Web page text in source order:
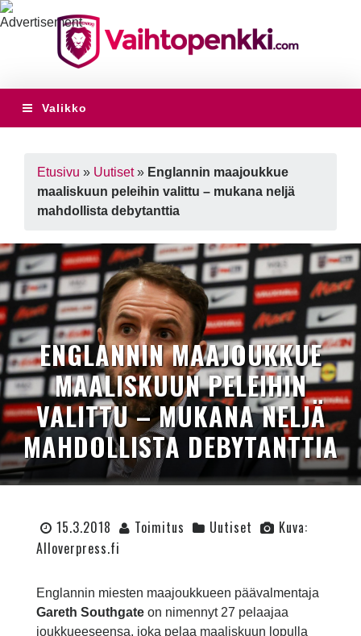
Valikko
Etusivu » Uutiset» Englannin maajoukkue
maaliskuun peleihin valittu – mukana neljä
mahdollista debytanttia
ENGLANNIN MAAJOUKKUE
MAALISKUUN PELEIHIN
VALITTU – MUKANA NELJÄ
MAHDOLLISTA DEBYTANTTIA
15.3.2018 Toimitus Uutiset
Kuva:
Alloverpress.fi
Englannin miesten maajoukkueen päävalmentaja
Gareth Southgateon nimennyt 27 pelaajaa
joukkueeseensa, joka pelaa maaliskuun lopulla